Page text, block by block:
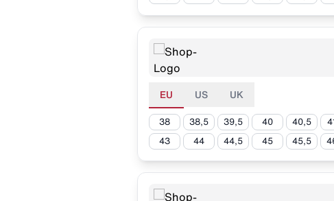
EU US UK
38 38,5 39,5 40 40,5
43 44 44,5 45 45,5